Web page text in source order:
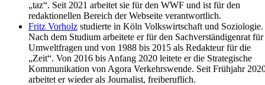
„taz“. Seit 2021 arbeitet sie für den WWF und ist für den
redaktionellen Bereich der Webseite verantwortlich.
Fritz Vorholz studierte in Köln Volkswirtschaft und Soziologie.
Nach dem Studium arbeitete er für den Sachverständigenrat für
Umweltfragen und von 1988 bis 2015 als Redakteur für die
„Zeit“. Von 2016 bis Anfang 2020 leitete er die Strategische
Kommunikation von Agora Verkehrswende. Seit Frühjahr
arbeitet er wieder als Journalist, freiberuflich.